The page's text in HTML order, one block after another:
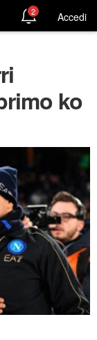
2 Accedi
ko